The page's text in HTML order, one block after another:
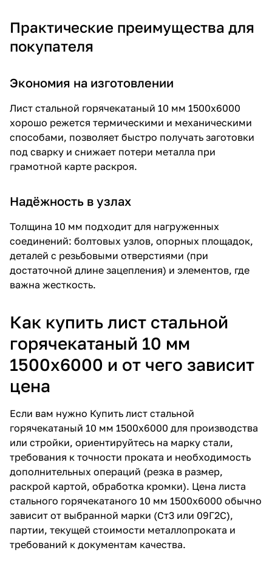
Практические преимущества для
покупателя
Экономия на изготовлении
Лист стальной горячекатаный 10 мм 1500х6000
хорошо режется термическими и механическими
способами, позволяет быстро получать заготовки
под сварку и снижает потери металла при
грамотной карте раскроя.
Надёжность в узлах
Толщина 10 мм подходит для нагруженных
соединений: болтовых узлов, опорных площадок,
деталей с резьбовыми отверстиями (при
достаточной длине зацепления) и элементов, где
важна жесткость.
Как купить лист стальной
горячекатаный 10 мм
1500х6000 и от чего зависит
цена
Если вам нужно Купить лист стальной
горячекатаный 10 мм 1500х6000 для производства
или стройки, ориентируйтесь на марку стали,
требования к точности проката и необходимость
дополнительных операций (резка в размер,
раскрой картой, обработка кромки). Цена листа
стального горячекатаного 10 мм 1500х6000 обычно
зависит от выбранной марки (Ст3 или 09Г2С),
партии, текущей стоимости металлопроката и
требований к документам качества.